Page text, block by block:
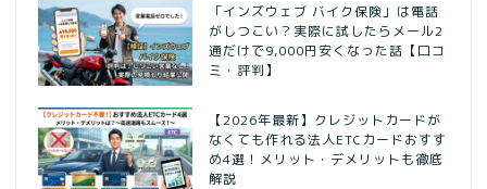
「インズウェブ バイク保険」は電話
がしつこい？実際に試したらメール2
通だけで9,000円安くなった話【口コ
ミ・評判】
【2026年最新】クレジットカードが
なくても作れる法人ETCカードおすす
め4選！メリット・デメリットも徹底
解説